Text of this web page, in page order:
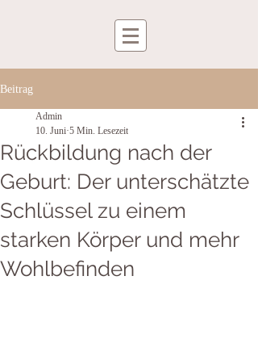
Beitrag
Rückbildung nach der
Geburt: Der unterschätzte
Schlüssel zu einem
starken Körper und mehr
Wohlbefinden
Admin
10. Juni 5 Min. Lesezeit